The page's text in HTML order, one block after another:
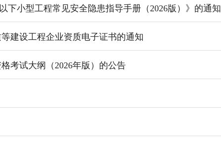
下小型工程常见安全隐患指导手册（2026版）》的通知
建设工程企业资质电子证书的通知
考试大纲（2026年版）的公告